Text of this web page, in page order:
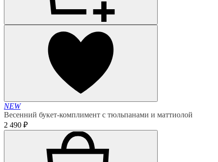
NEW
Весенний букет-комплимент с тюльпанами и маттиолой
2 490 ₽